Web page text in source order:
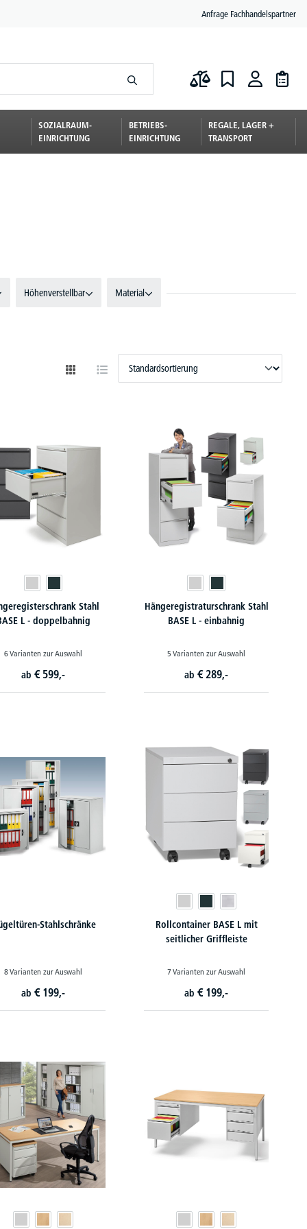
Anfrage Fachhandelspartner
SOZIALRAUM-
EINRICHTUNG
BETRIEBS-
EINRICHTUNG
REGALE, LAGER +
TRANSPORT
Höhenverstellbar Material
Stahl
L - doppelbahnig
6 Varianten zur Auswahl
ab € 599,-
Hängeregistraturschrank Stahl
BASE L - einbahnig
5 Varianten zur Auswahl
ab € 289,-
Stahlschränke
8 Varianten zur Auswahl
ab € 199,-
Rollcontainer BASE L mit
seitlicher Griffleiste
7 Varianten zur Auswahl
ab € 199,-